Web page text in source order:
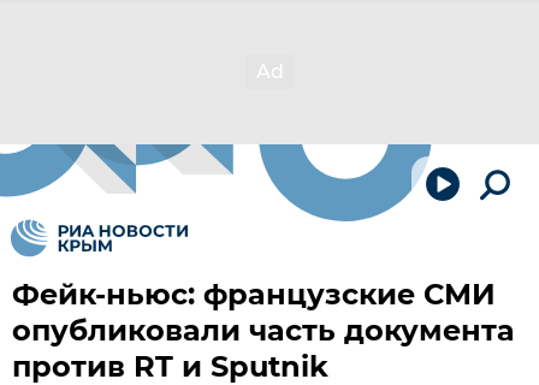
Фейк-ньюс: французские СМИ
опубликовали часть документа
против RT и Sputnik